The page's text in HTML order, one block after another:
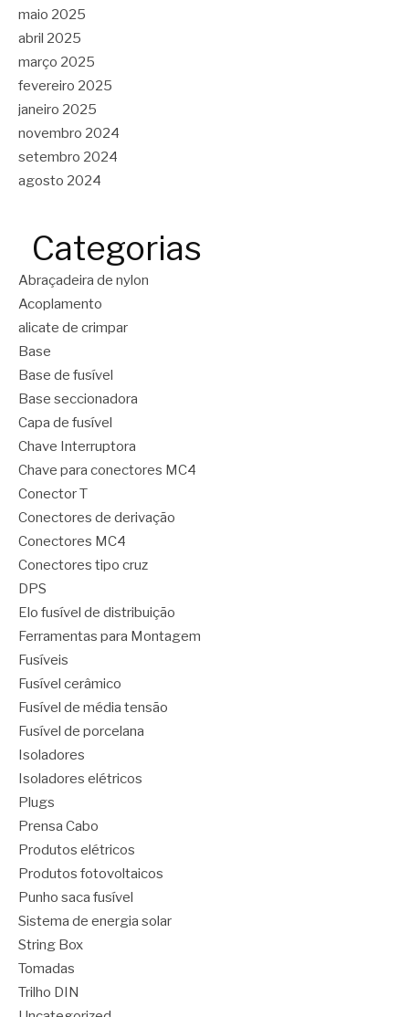
maio 2025
abril 2025
março 2025
fevereiro 2025
janeiro 2025
novembro 2024
setembro 2024
agosto 2024
Categorias
Abraçadeira de nylon
Acoplamento
alicate de crimpar
Base
Base de fusível
Base seccionadora
Capa de fusível
Chave Interruptora
Chave para conectores MC4
Conector T
Conectores de derivação
Conectores MC4
Conectores tipo cruz
DPS
Elo fusível de distribuição
Ferramentas para Montagem
Fusíveis
Fusível cerâmico
Fusível de média tensão
Fusível de porcelana
Isoladores
Isoladores elétricos
Plugs
Prensa Cabo
Produtos elétricos
Produtos fotovoltaicos
Punho saca fusível
Sistema de energia solar
String Box
Tomadas
Trilho DIN